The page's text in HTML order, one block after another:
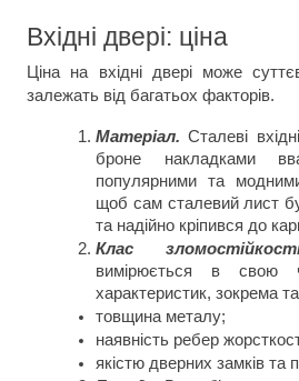
Вхідні двері: ціна
Ціна на вхідні двері може
залежать від багатьох факторів.
Матеріал. Сталеві
броне накладками
популярними та
щоб сам сталевий лист
та надійно кріпився до
Клас
вимірюється в свою
характеристик, зокрема
товщина металу;
наявність ребер
якістю дверних замків та